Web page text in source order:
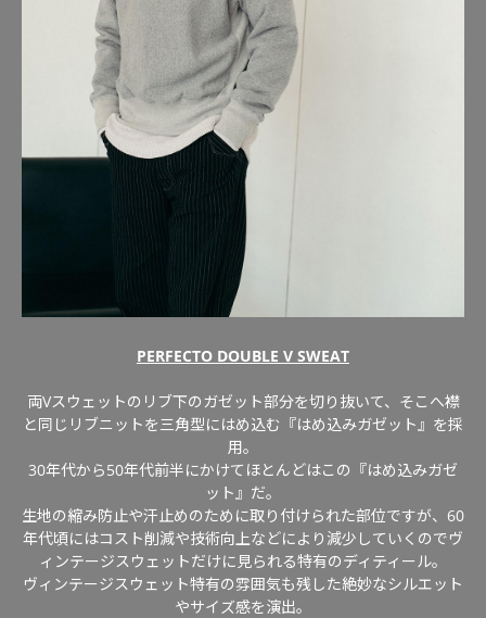
PERFECTO DOUBLE V SWEAT
両Vスウェットのリブ下のガゼット部分を切り抜いて、そこへ襟
と同じリブニットを三角型にはめ込む『はめ込みガゼット』を採
用。
30年代から50年代前半にかけてほとんどはこの『はめ込みガゼ
ット』だ。
生地の縮み防止や汗止めのために取り付けられた部位ですが、60
年代頃にはコスト削減や技術向上などにより減少していくのでヴ
ィンテージスウェットだけに見られる特有のディティール。
ヴィンテージスウェット特有の雰囲気も残した絶妙なシルエット
やサイズ感を演出。